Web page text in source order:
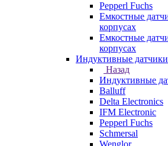
Pepperl Fuchs
Емкостные
корпусах
Емкостные
корпусах
Индуктивные датчики
Назад
Индуктивные
Balluff
Delta Electronics
IFM Electronic
Pepperl Fuchs
Schmersal